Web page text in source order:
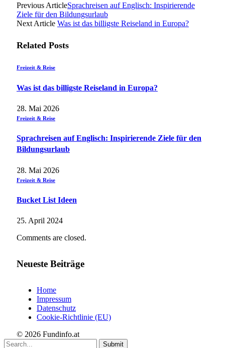
Previous ArticleSprachreisen auf Englisch: Inspirierende
Ziele für den Bildungsurlaub
Next Article Was ist das billigste Reiseland in Europa?
Related Posts
Freizeit & Reise
Was ist das billigste Reiseland in Europa?
28. Mai 2026
Freizeit & Reise
Sprachreisen auf Englisch: Inspirierende Ziele für den
Bildungsurlaub
28. Mai 2026
Freizeit & Reise
Bucket List Ideen
25. April 2024
Comments are closed.
Neueste Beiträge
Home
Impressum
Datenschutz
Cookie-Richtlinie (EU)
© 2026 Fundinfo.at
Submit